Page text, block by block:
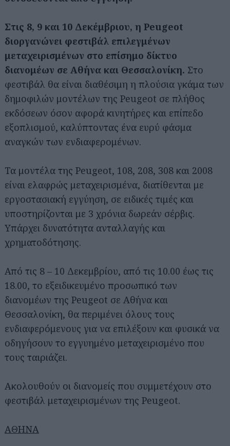
Στις 8, 9 και 10 Δεκέμβριου, η Peugeot
διοργανώνει φεστιβάλ επιλεγμένων
μεταχειρισμένων στο επίσημο δίκτυο
διανομέων σε Αθήνα και Θεσσαλονίκη. Στο
φεστιβάλ θα είναι διαθέσιμη η πλούσια γκάμα των
δημοφιλών μοντέλων της Peugeot σε πλήθος
εκδόσεων όσον αφορά κινητήρες και επίπεδο
εξοπλισμού, καλύπτοντας ένα ευρύ φάσμα
αναγκών των ενδιαφερομένων.
Τα μοντέλα της Peugeot, 108, 208, 308 και 2008
είναι ελαφρώς μεταχειρισμένα, διατίθενται με
εργοστασιακή εγγύηση, σε ειδικές τιμές και
υποστηρίζονται με 3 χρόνια δωρεάν σέρβις.
Υπάρχει δυνατότητα ανταλλαγής και
χρηματοδότησης.
Από τις 8 – 10 Δεκεμβρίου, από τις 10.00 έως τις
18.00, το εξειδικευμένο προσωπικό των
διανομέων της Peugeot σε Αθήνα και
Θεσσαλονίκη, θα περιμένει όλους τους
ενδιαφερόμενους για να επιλέξουν και φυσικά να
οδηγήσουν το εγγυημένο μεταχειρισμένο που
τους ταιριάζει.
Ακολουθούν οι διανομείς που συμμετέχουν στο
φεστιβάλ μεταχειρισμένων της Peugeot.
ΑΘΗΝΑ